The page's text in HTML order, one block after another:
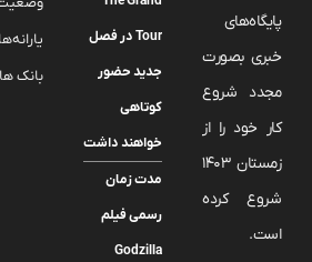
پایگاه‌های
خبری بصورت
مجدد شروع
کار خود را از
زمستان 1403
شروع کرده
است.
Tour در فصل
جدید حضور
کوتاهی
خواهند داشت
مدت‌ زمان
رسمی فیلم
Godzilla
یارانه‌ها
بانک ها